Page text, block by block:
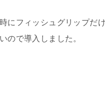
にフィッシュグリップだ
ので導入しました。